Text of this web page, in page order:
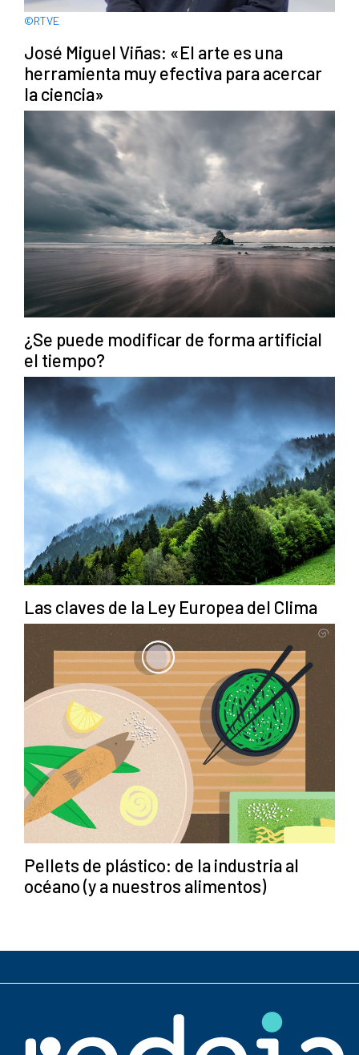
©RTVE
José Miguel Viñas: «El arte es una
herramienta muy efectiva para acercar
la ciencia»
¿Se puede modificar de forma artificial
el tiempo?
Las claves de la Ley Europea del Clima
Pellets de plástico: de la industria al
océano (y a nuestros alimentos)